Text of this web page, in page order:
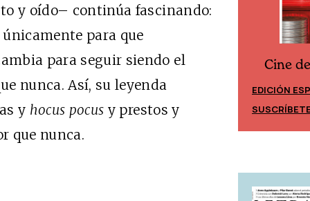
y oído– continúa fascinando:
para que
para seguir siendo el
nunca. Así, su leyenda
y hocus pocus y prestos y
que nunca.
Cine desde los márgenes
EDICIÓN MÉXICO
SUSCRÍBETE
Cine
EDICIÓN